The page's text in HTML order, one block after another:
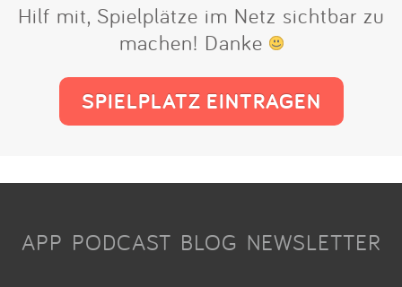
Hilf mit, Spielplätze im Netz sichtbar zu
machen! Danke
SPIELPLATZ EINTRAGEN
APP PODCAST BLOG NEWSLETTER